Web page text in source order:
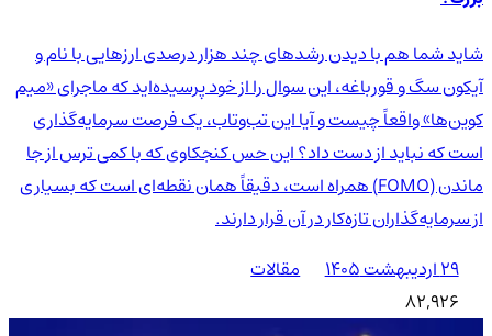
شاید شما هم با دیدن رشدهای چند هزار درصدی ارزهایی با نام و
آیکون سگ و قورباغه، این سوال را از خود پرسیده‌اید که ماجرای «میم
کوین‌ها» واقعاً چیست و آیا این تب‌وتاب، یک فرصت سرمایه‌گذاری
است که نباید از دست داد؟ این حس کنجکاوی که با کمی ترس از جا
ماندن (FOMO) همراه است، دقیقاً همان نقطه‌ای است که بسیاری
از سرمایه‌گذاران تازه‌کار در آن قرار دارند.
۲۹ اردیبهشت ۱۴۰۵
مقالات
82,926